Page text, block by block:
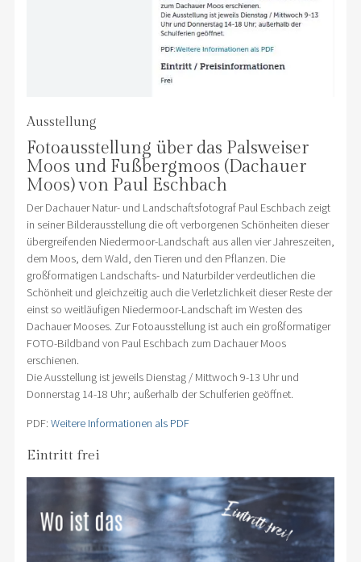
Ausstellung
Fotoausstellung über das Palsweiser
Moos und Fußbergmoos (Dachauer
Moos) von Paul Eschbach
Der Dachauer Natur- und Landschaftsfotograf Paul Eschbach zeigt
in seiner Bilderausstellung die oft verborgenen Schönheiten dieser
übergreifenden Niedermoor-Landschaft aus allen vier Jahreszeiten,
dem Moos, dem Wald, den Tieren und den Pflanzen. Die
großformatigen Landschafts- und Naturbilder verdeutlichen die
Schönheit und gleichzeitig auch die Verletzlichkeit dieser Reste der
einst so weitläufigen Niedermoor-Landschaft im Westen des
Dachauer Mooses. Zur Fotoausstellung ist auch ein großformatiger
FOTO-Bildband von Paul Eschbach zum Dachauer Moos
erschienen.
Die Ausstellung ist jeweils Dienstag / Mittwoch 9-13 Uhr und
Donnerstag 14-18 Uhr; außerhalb der Schulferien geöffnet.
PDF: Weitere Informationen als PDF
Eintritt frei